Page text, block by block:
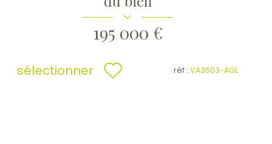
195 000 €
sélectionner réf : VA3603-AGL